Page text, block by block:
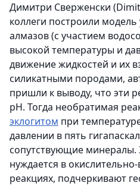
Димитри Сверженски
коллеги построили
алмазов (с участием
высокой температуры и
движение жидкостей и их
силикатными породами,
пришли к выводу, что эти
pH. Тогда необратимая
эклогитом при
давлении в пять
сопутствующие минералы.
нуждается в
реакциях, подчеркивают